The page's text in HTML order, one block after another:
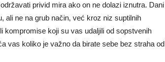
privid mira ako on ne dolazi iznutra. Dani
ali ne na grub način, već kroz niz suptilnih
kompromise koji su vas udaljili od sopstvenih
vas koliko je važno da birate sebe bez straha od